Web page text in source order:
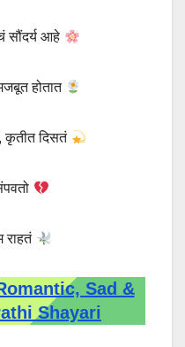
सौंदर्य आहे
होतात
कृतीत दिसतं
राहतं
Sad &
Shayari